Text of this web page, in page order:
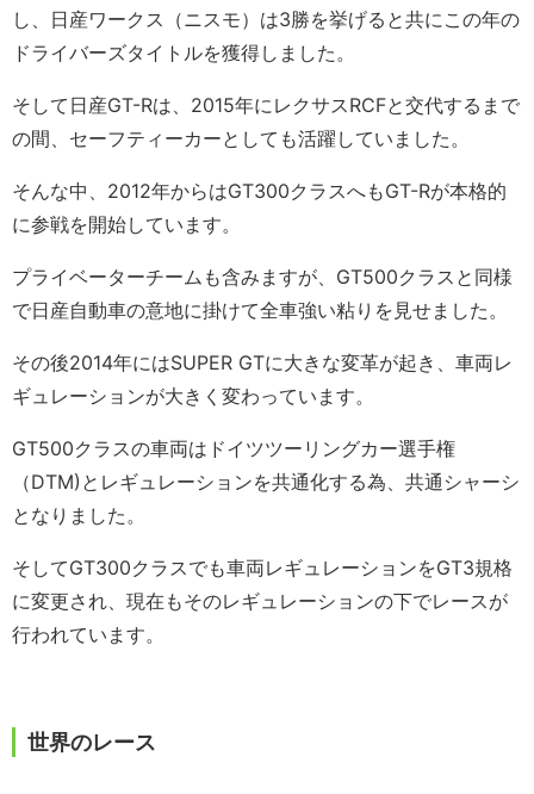
し、日産ワークス（ニスモ）は3勝を挙げると共にこの年の
ドライバーズタイトルを獲得しました。
そして日産GT-Rは、2015年にレクサスRCFと交代するまで
の間、セーフティーカーとしても活躍していました。
そんな中、2012年からはGT300クラスへもGT-Rが本格的
に参戦を開始しています。
プライベーターチームも含みますが、GT500クラスと同様
で日産自動車の意地に掛けて全車強い粘りを見せました。
その後2014年にはSUPER GTに大きな変革が起き、車両レ
ギュレーションが大きく変わっています。
GT500クラスの車両はドイツツーリングカー選手権
（DTM)とレギュレーションを共通化する為、共通シャーシ
となりました。
そしてGT300クラスでも車両レギュレーションをGT3規格
に変更され、現在もそのレギュレーションの下でレースが
行われています。
世界のレース